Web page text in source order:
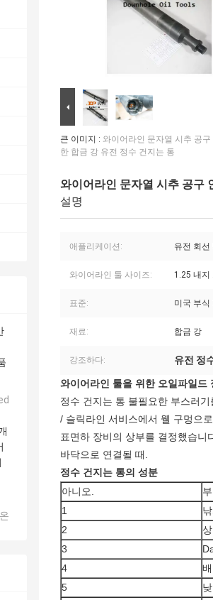
큰 이미지 : 와이어라인 문자열 시추 공구
한 합금 강 유전 정수 건지는 통
와이어라인 문자열 시추 공구
설명
애플리케이션: 유전 회선
와이어라인 툴 사이즈: 1.25 내지
표준: 미국 부식
재료: 합금 강
강조하다: 유전 정
와이어라인 툴을 위한 오일파일드
정수 건지는 통 불필요한 부스러
/ 슬릭라인 서비스에서 웰 구멍으
표면하 장비의 상부를 결정했습니
바닥으로 연결될 때.
정수 건지는 통의 성분
아니오.
1
2
3
4
5